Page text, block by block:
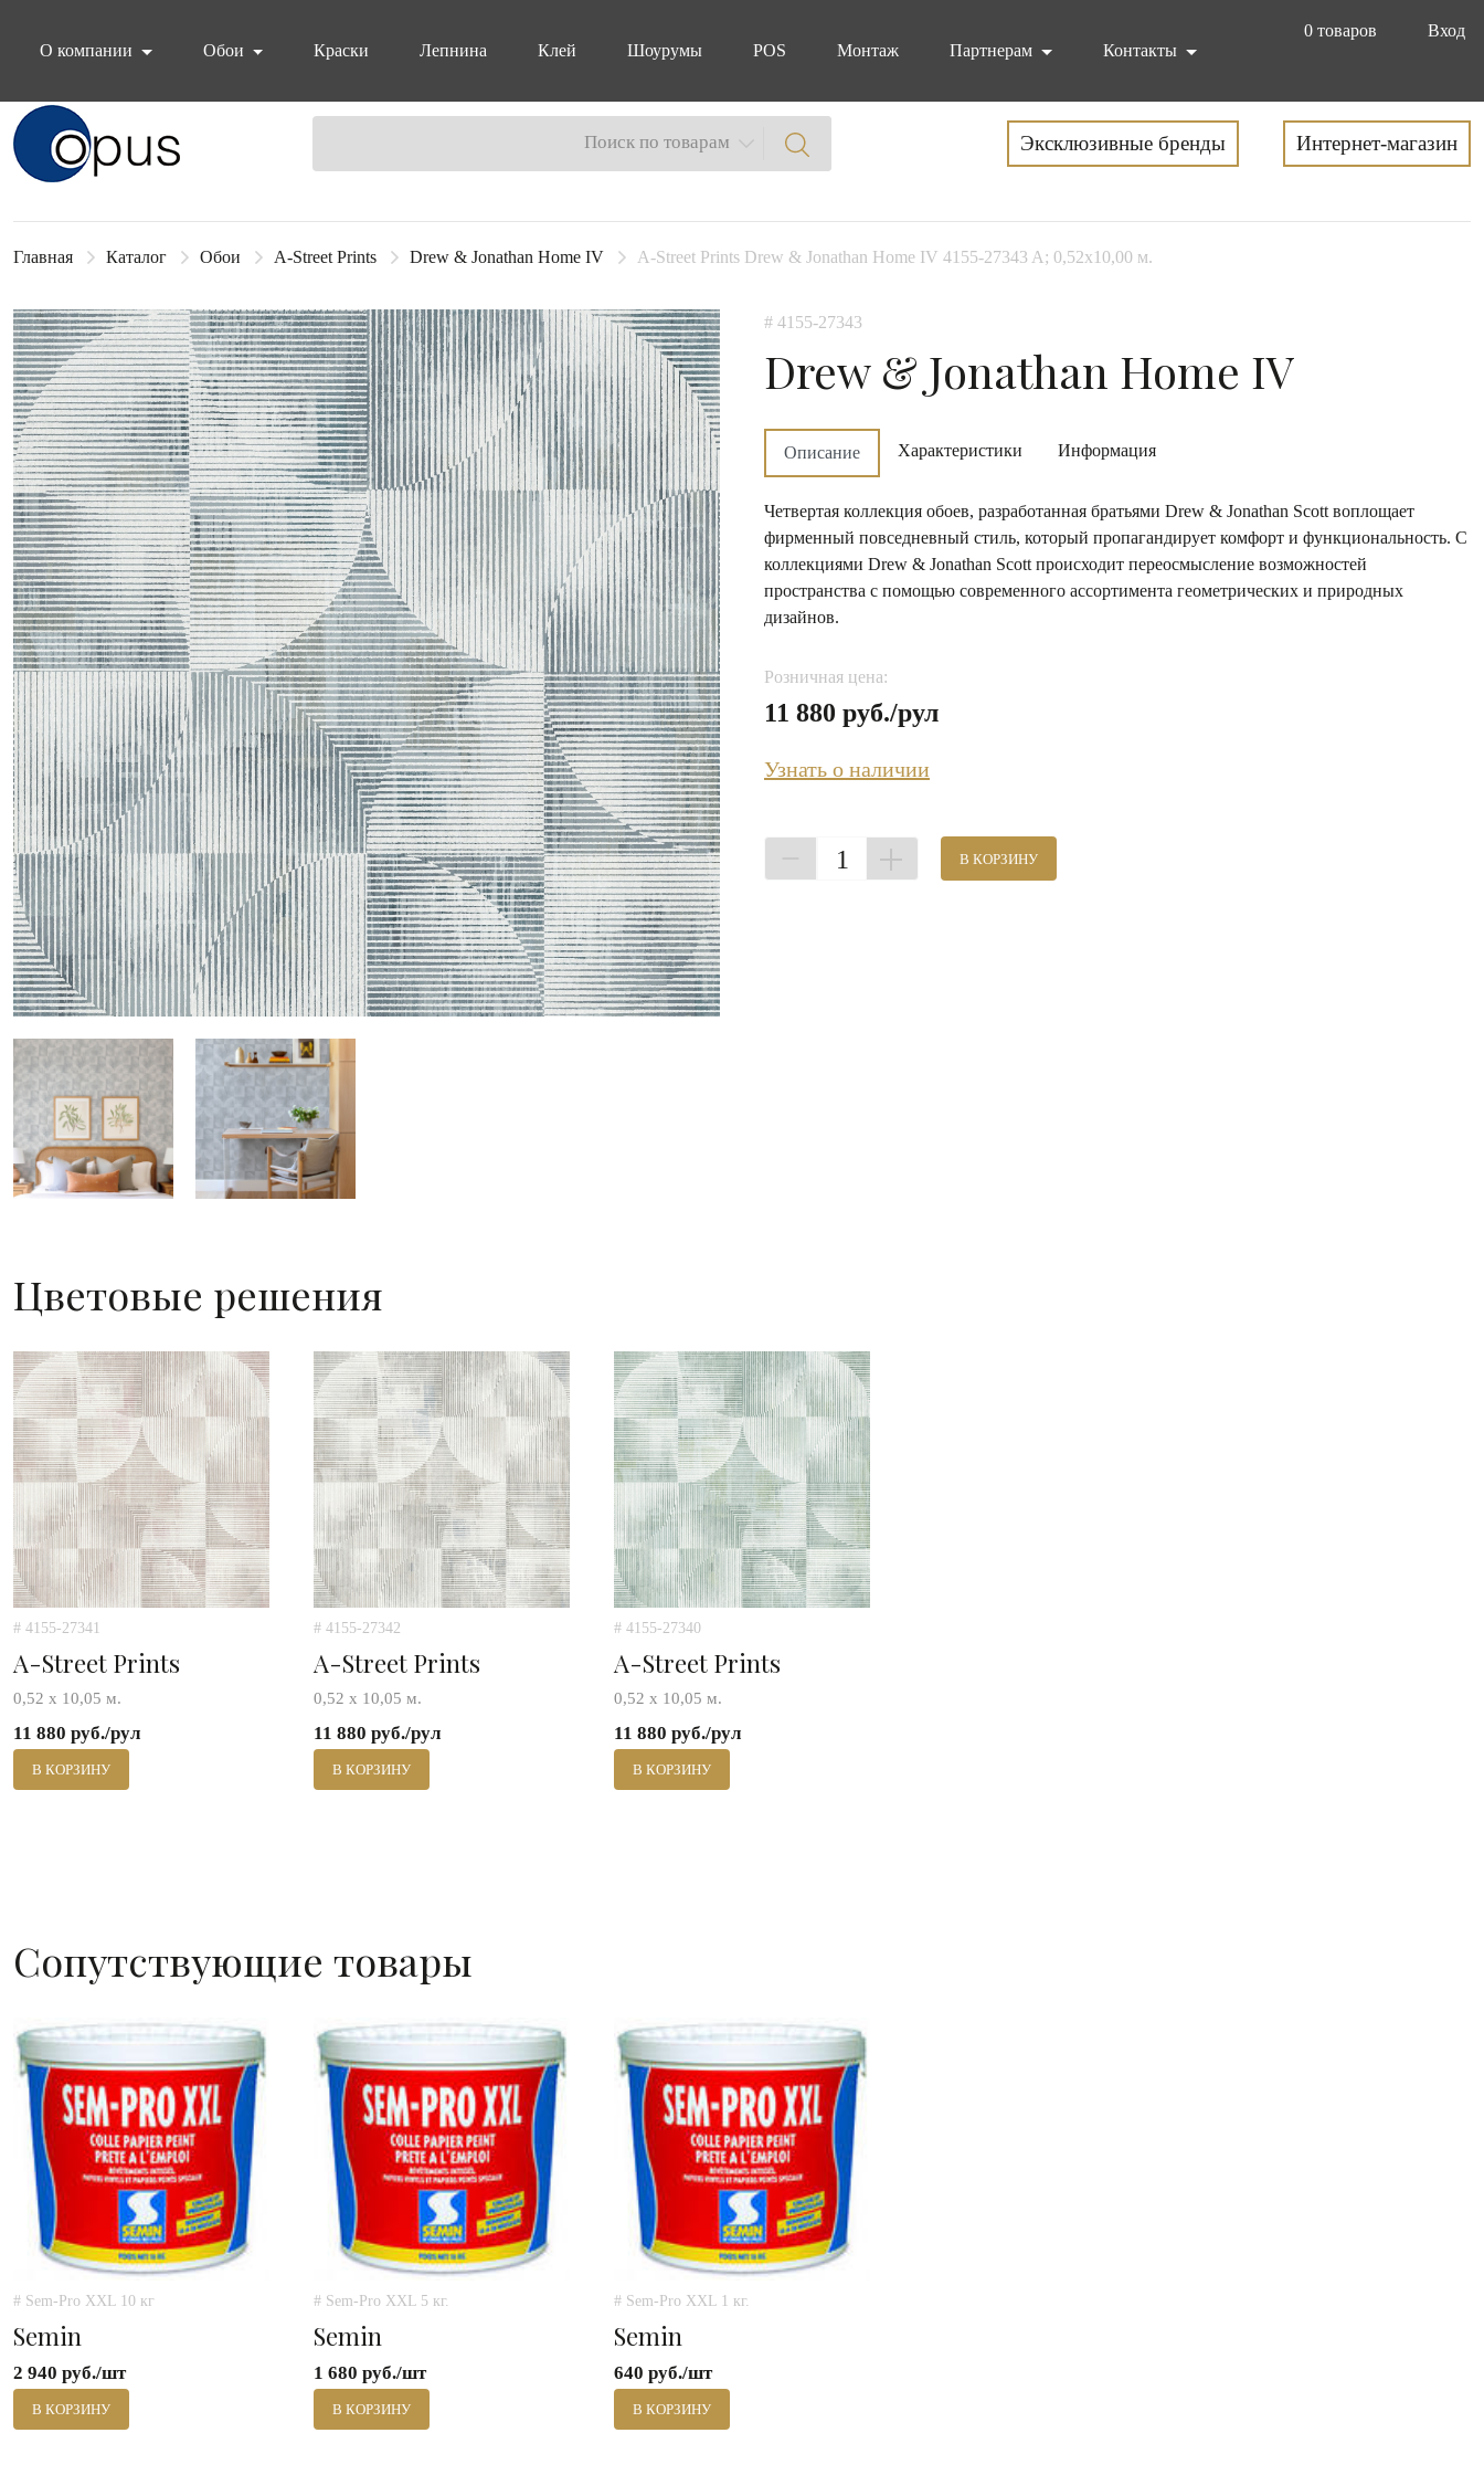
0 товаров
Вход
О компании
Обои Краски Лепнина Клей Шоурумы POS Монтаж Партнерам Контакты
Блок поиска Поиск по товарам Эксклюзивные бренды Интернет-магазин
Главная Каталог Обои A-Street Prints Drew & Jonathan Home IV A-Street Prints Drew & Jonathan Home IV 4155-27343 A; 0,52х10,00 м.
# 4155-27343
Drew & Jonathan Home IV
Описание Характеристики Информация
Четвертая коллекция обоев, разработанная братьями Drew & Jonathan Scott воплощает
фирменный повседневный стиль, который пропагандирует комфорт и функциональность. С
коллекциями Drew & Jonathan Scott происходит переосмысление возможностей
пространства с помощью современного ассортимента геометрических и природных
дизайнов.
Розничная цена:
11 880 руб./рул
Узнать о наличии
1 В КОРЗИНУ
Цветовые решения
# 4155-27341
A-Street Prints
0,52 х 10,05 м.
11 880 руб./рул
В КОРЗИНУ
# 4155-27342
A-Street Prints
0,52 х 10,05 м.
11 880 руб./рул
В КОРЗИНУ
# 4155-27340
A-Street Prints
0,52 х 10,05 м.
11 880 руб./рул
В КОРЗИНУ
Сопутствующие товары
# Sem-Pro XXL 10 кг
Semin
2 940 руб./шт
В КОРЗИНУ
# Sem-Pro XXL 5 кг.
Semin
1 680 руб./шт
В КОРЗИНУ
# Sem-Pro XXL 1 кг.
Semin
640 руб./шт
В КОРЗИНУ